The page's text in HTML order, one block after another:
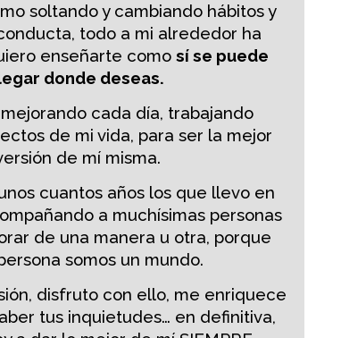
soltando y cambiando hábitos y
todo a mi alrededor ha
enseñarte comosí se puede
donde deseas.
cada día, trabajando
de mi vida, para ser la mejor
de mí misma.
cuantos años los que llevo en
a muchísimas personas
de una manera u otra, porque
somos un mundo.
disfruto con ello, me enriquece
tus inquietudes… en definitiva,